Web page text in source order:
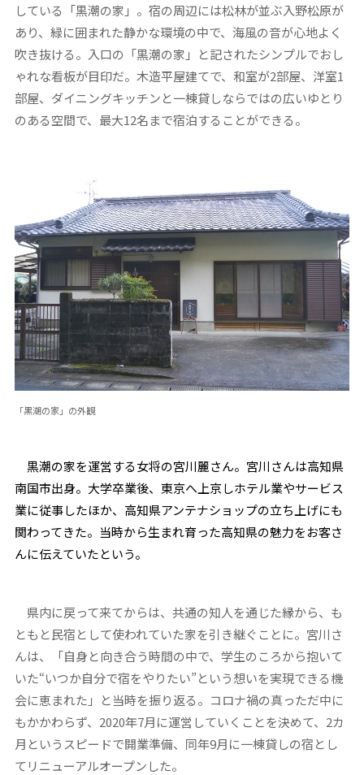
している「黒潮の家」。宿の周辺には松林が並ぶ入野松原が
あり、緑に囲まれた静かな環境の中で、海風の音が心地よく
吹き抜ける。入口の「黒潮の家」と記されたシンプルでおし
ゃれな看板が目印だ。木造平屋建てで、和室が2部屋、洋室1
部屋、ダイニングキッチンと一棟貸しならではの広いゆとり
のある空間で、最大12名まで宿泊することができる。
「黒潮の家」の外観
黒潮の家を運営する女将の宮川麗さん。宮川さんは高知県
南国市出身。大学卒業後、東京へ上京しホテル業やサービス
業に従事したほか、高知県アンテナショップの立ち上げにも
関わってきた。当時から生まれ育った高知県の魅力をお客さ
んに伝えていたという。
県内に戻って来てからは、共通の知人を通じた縁から、も
ともと民宿として使われていた家を引き継ぐことに。宮川さ
んは、「自身と向き合う時間の中で、学生のころから抱いて
いた“いつか自分で宿をやりたい”という想いを実現できる機
会に恵まれた」と当時を振り返る。コロナ禍の真っただ中に
もかかわらず、2020年7月に運営していくことを決めて、2カ
月というスピードで開業準備、同年9月に一棟貸しの宿とし
てリニューアルオープンした。